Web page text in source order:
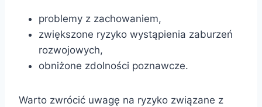
problemy z zachowaniem,
zwiększone ryzyko wystąpienia zaburzeń
rozwojowych,
obniżone zdolności poznawcze.
Warto zwrócić uwagę na ryzyko związane z